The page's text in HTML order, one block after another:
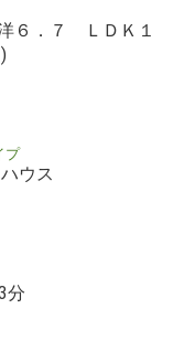
６．７ ＬＤＫ１
プ
ウス
分